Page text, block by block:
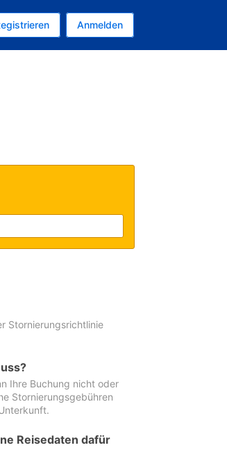
US-Dollar
ist Deutsch
Anmelden
Stornierungsrichtlinie
Ihre Buchung nicht oder
Stornierungsgebühren
Reisedaten dafür